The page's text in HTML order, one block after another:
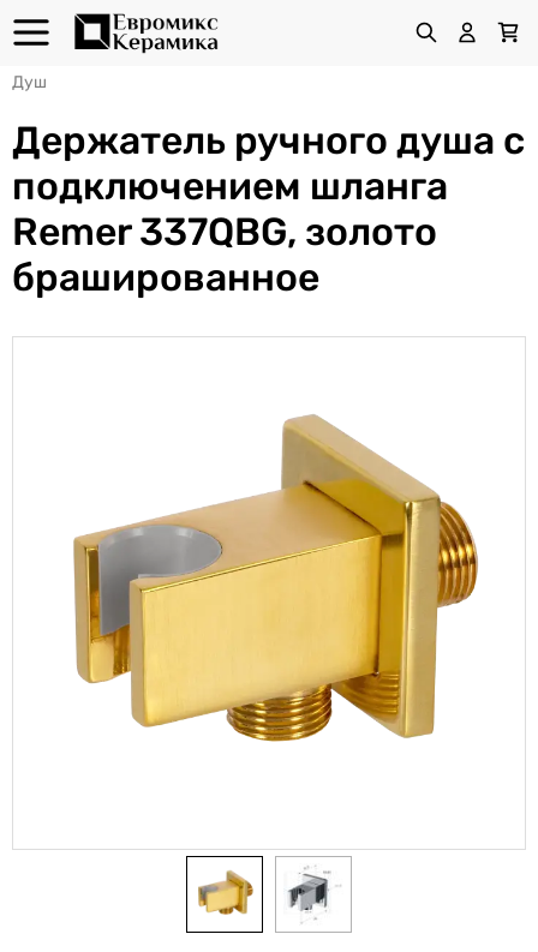
Душ
Держатель ручного душа с
подключением шланга
Remer 337QBG, золото
брашированное